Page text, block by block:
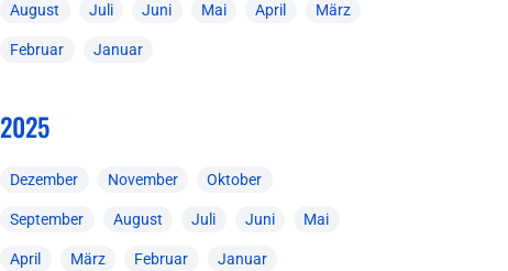
August Juli Juni Mai April März
Februar Januar
2025
Dezember November Oktober
September August Juli Juni Mai
April März Februar Januar